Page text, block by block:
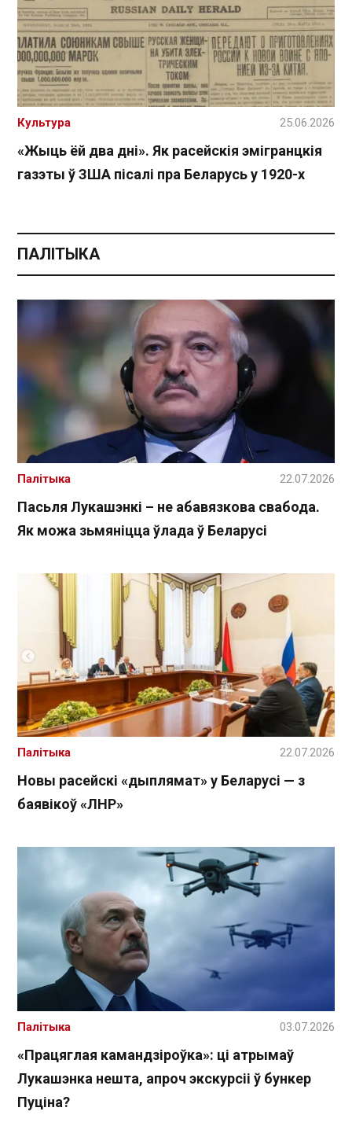
«Жыць ёй два дні». Як расейскія эмігранцкія
газэты ў ЗША пісалі пра Беларусь у 1920-х
Культура 25.06.2026
ПАЛІТЫКА
Пасьля Лукашэнкі – не абавязкова свабода.
Як можа зьмяніцца ўлада ў Беларусі
Палітыка 22.07.2026
Новы расейскі «дыплямат» у Беларусі — з
баявікоў «ЛНР»
Палітыка 22.07.2026
«Працяглая камандзіроўка»: ці атрымаў
Лукашэнка нешта, апроч экскурсіі ў бункер
Пуціна?
Палітыка 03.07.2026